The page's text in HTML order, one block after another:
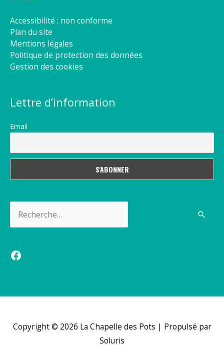
Accessibilité : non conforme
Plan du site
Mentions légales
Politique de protection des données
Gestion des cookies
Lettre d’information
Email
Facebook
Copyright © 2026 La Chapelle des Pots | Propulsé par
Soluris